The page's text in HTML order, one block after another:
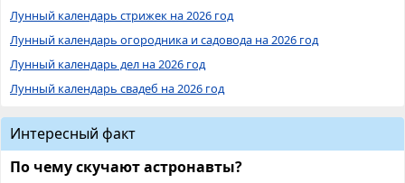
Лунный календарь стрижек на 2026 год
Лунный календарь огородника и садовода на 2026 год
Лунный календарь дел на 2026 год
Лунный календарь свадеб на 2026 год
Интересный факт
По чему скучают астронавты?